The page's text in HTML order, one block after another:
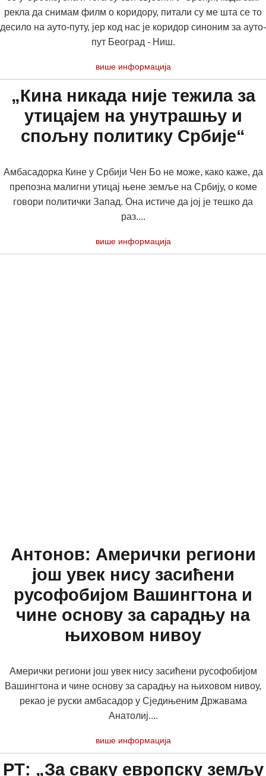
рекла да снимам филм о коридору, питали су ме шта се то
десило на ауто-путу, јер код нас је коридор синоним за ауто-
пут Београд - Ниш.
више информација
„Кина никада није тежила за
утицајем на унутрашњу и
спољну политику Србије“
Амбасадорка Кине у Србији Чен Бо не може, како каже, да
препозна малигни утицај њене земље на Србију, о коме
говори политички Запад. Она истиче да јој је тешко да
раз....
више информација
Антонов: Амерички региони
још увек нису засићени
русофобијом Вашингтона и
чине основу за сарадњу на
њиховом нивоу
Амерички региони још увек нису засићени русофобијом
Вашингтона и чине основу за сарадњу на њиховом нивоу,
рекао је руски амбасадор у Сједињеним Државама
Анатолиј....
више информација
РТ: „За сваку европску земљу